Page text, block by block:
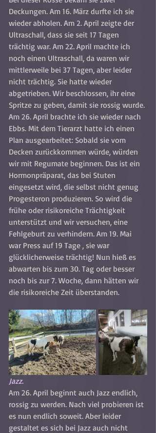
Deckungen. Am 16. März durfte ich sie
wieder abholen. Am 2. April zeigte der
Ultraschall, dass sie seit 17 Tagen
trächtig war. Am 22. April machte ich
noch einen Ultraschall, da waren wir
mittlerweile bei 37 Tagen, aber leider
nicht trächtig. Sie hatte wieder
abgetrieben. Wir beschlossen, ihr eine
Spritze zu geben, damit sie rossig wurde.
Am 26. April brachte ich sie wieder nach
Ebbs. Mit dem Tierarzt hatte ich einen
Plan ausgearbeitet: Sobald sie vom
Decken zurückkommen würde, würden
wir mit Regumate beginnen. Das ist ein
Hormonpräparat, das bei Stuten
eingesetzt wird, die selbst nicht genug
Progesteron produzieren. So wird die
frühe oder risikoreiche Trächtigkeit
unterstützt und wir versuchen, eine
Fehlgeburt zu verhindern. Am 19. Mai
war Press auf 19 Tage , sie war
glücklicherweise trächtig! Nun hieß es
abwarten bis zum 30. Tag oder besser
noch bis zur 7. Woche, dann hätten wir
die risikoreiche Zeit überstanden.
Jazz.
Am 26. April beginnt auch Jazz endlich,
rossig zu werden. Nach viel probieren ist
es nun endlich soweit. Aber leider
gestaltet es sich bei Jazz auch nicht